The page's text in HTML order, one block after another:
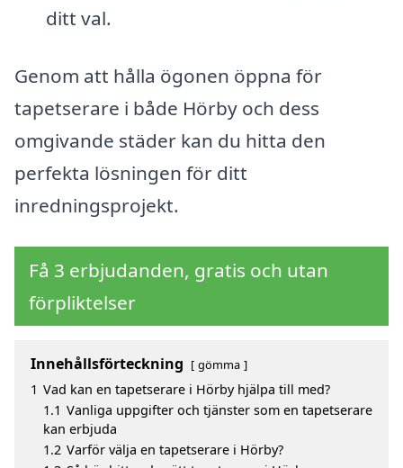
ditt val.
Genom att hålla ögonen öppna för
tapetserare i både Hörby och dess
omgivande städer kan du hitta den
perfekta lösningen för ditt
inredningsprojekt.
Få 3 erbjudanden, gratis och utan
förpliktelser
Innehållsförteckning gömma
1 Vad kan en tapetserare i Hörby hjälpa till med?
1.1 Vanliga uppgifter och tjänster som en tapetserare
kan erbjuda
1.2 Varför välja en tapetserare i Hörby?